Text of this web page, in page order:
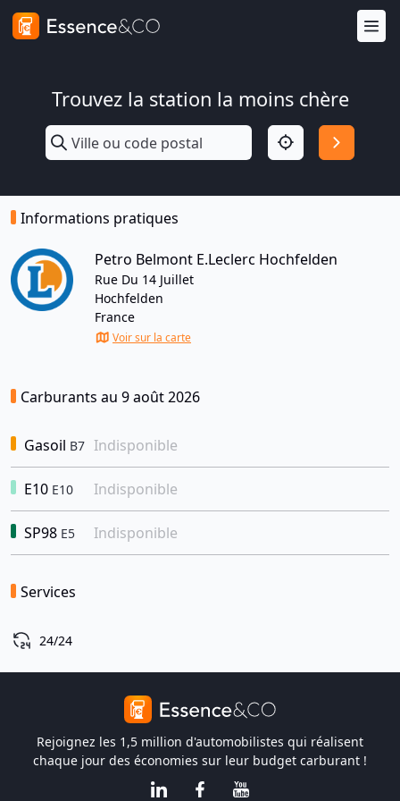
Trouvez la station la moins chère
Informations pratiques
Petro Belmont E.Leclerc Hochfelden
Rue Du 14 Juillet
Hochfelden
France
Voir sur la carte
Carburants au 9 août 2026
Gasoil B7 Indisponible
E10 E10 Indisponible
SP98 E5 Indisponible
Services
24/24
Rejoignez les 1,5 million d'automobilistes qui réalisent
chaque jour des économies sur leur budget carburant !